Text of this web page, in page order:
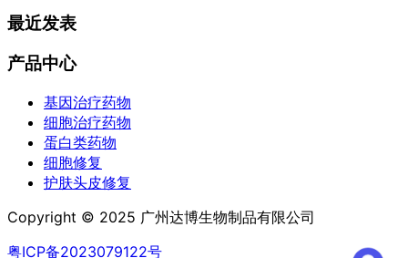
最近发表
产品中心
基因治疗药物
细胞治疗药物
蛋白类药物
细胞修复
护肤头皮修复
Copyright © 2025 广州达博生物制品有限公司
粤ICP备2023079122号